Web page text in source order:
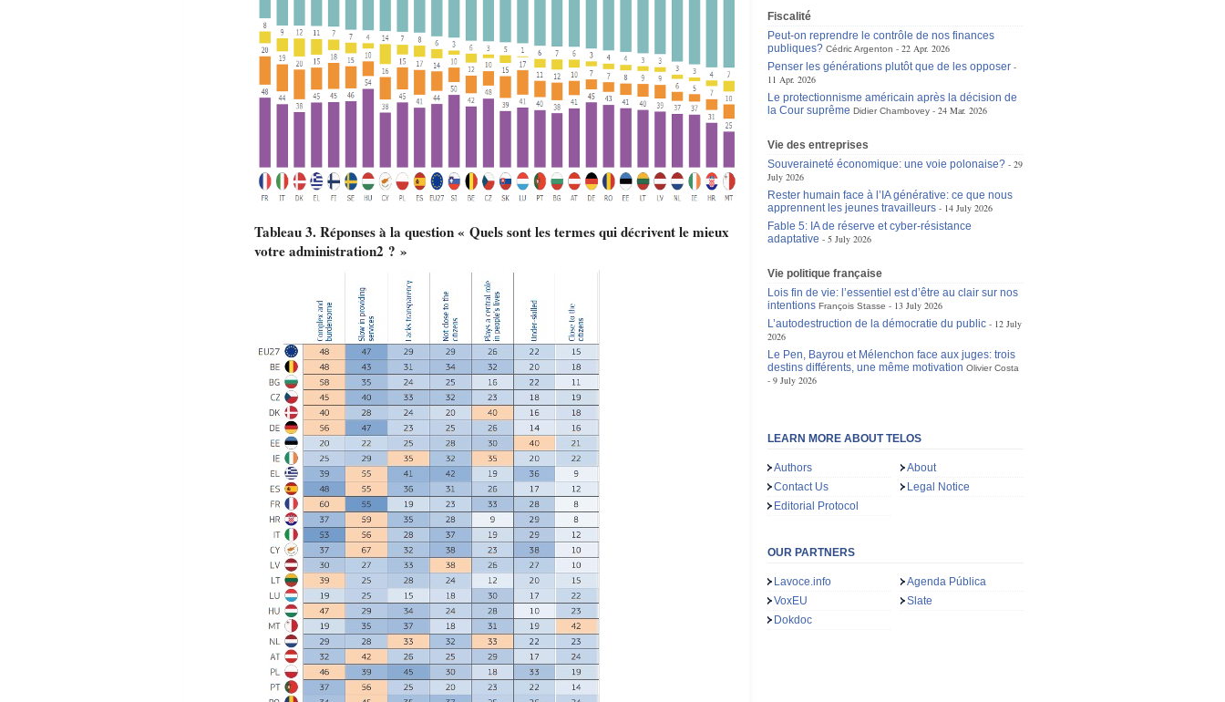
Tableau 3. Réponses à la question « Quels sont les termes qui décrivent le mieux
votre administration2 ? »
Fiscalité
Peut-on reprendre le contrôle de nos finances
publiques? Cédric Argenton
22 Apr. 2026
Penser les générations plutôt que de les opposer
11 Apr. 2026
Le protectionnisme américain après la décision de
la Cour suprême Didier Chambovey 24 Mar. 2026
Vie des entreprises
Souveraineté économique: une voie polonaise?
29
July 2026
Rester humain face à l’IA générative: ce que nous
apprennent les jeunes travailleurs
14 July 2026
Fable 5: IA de réserve et cyber-résistance
adaptative
5 July 2026
Vie politique française
Lois fin de vie: l’essentiel est d’être au clair sur nos
intentions François Stasse
13 July 2026
L’autodestruction de la démocratie du public
12 July
2026
Le Pen, Bayrou et Mélenchon face aux juges: trois
destins différents, une même motivation Olivier Costa
9 July 2026
LEARN MORE ABOUT TELOS
Authors
About
Contact Us
Legal Notice
Editorial Protocol
OUR PARTNERS
Lavoce.info
Agenda Pública
VoxEU
Slate
Dokdoc